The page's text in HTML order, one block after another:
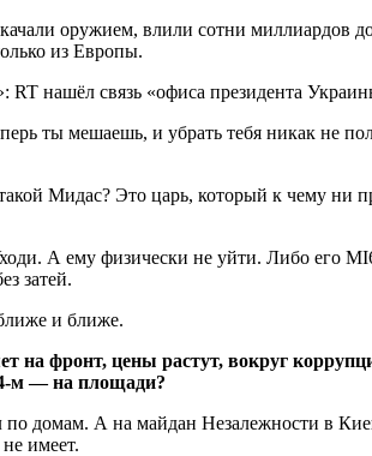
оружием, влили сотни миллиардов
из Европы.
нашёл связь «офиса президента
ты мешаешь, и убрать тебя никак
Мидас? Это царь, который к чему ни
А ему физически не уйти. Либо его
затей.
и ближе.
фронт, цены растут, вокруг
м — на площади?
домам. А на майдан Незалежности в
имеет.